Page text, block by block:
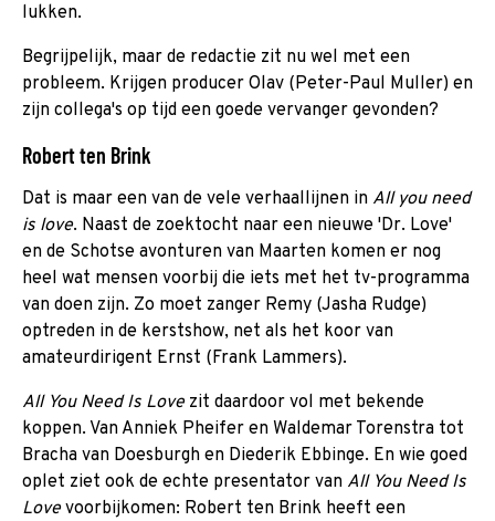
lukken.
Begrijpelijk, maar de redactie zit nu wel met een
probleem. Krijgen producer Olav (Peter-Paul Muller) en
zijn collega's op tijd een goede vervanger gevonden?
Robert ten Brink
Dat is maar een van de vele verhaallijnen in All you need
is love. Naast de zoektocht naar een nieuwe 'Dr. Love'
en de Schotse avonturen van Maarten komen er nog
heel wat mensen voorbij die iets met het tv-programma
van doen zijn. Zo moet zanger Remy (Jasha Rudge)
optreden in de kerstshow, net als het koor van
amateurdirigent Ernst (Frank Lammers).
All You Need Is Love zit daardoor vol met bekende
koppen. Van Anniek Pheifer en Waldemar Torenstra tot
Bracha van Doesburgh en Diederik Ebbinge. En wie goed
oplet ziet ook de echte presentator van All You Need Is
Love voorbijkomen: Robert ten Brink heeft een